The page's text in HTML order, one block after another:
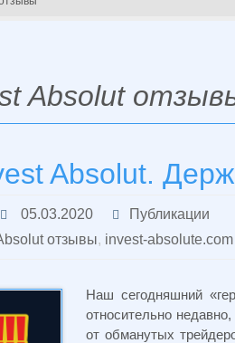
Absolut
Absolut.
05.03.2020
Публикации
отзывы, invest-
Наш сегодняшний
относительно
от обманутых